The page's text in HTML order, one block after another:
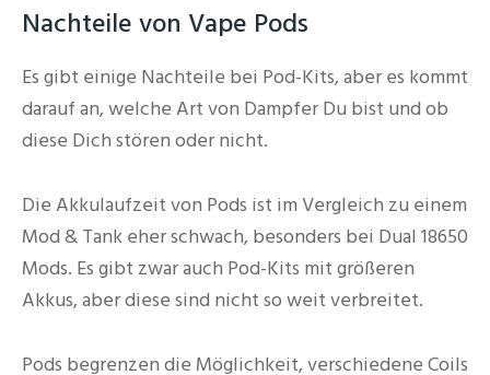
Nachteile von Vape Pods
Es gibt einige Nachteile bei Pod-Kits, aber es kommt
darauf an, welche Art von Dampfer Du bist und ob
diese Dich stören oder nicht.
Die Akkulaufzeit von Pods ist im Vergleich zu einem
Mod & Tank eher schwach, besonders bei Dual 18650
Mods. Es gibt zwar auch Pod-Kits mit größeren
Akkus, aber diese sind nicht so weit verbreitet.
Pods begrenzen die Möglichkeit, verschiedene Coils